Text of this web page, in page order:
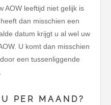
AOW leeftijd niet gelijk is
dan misschien een
datum krijgt u al wel uw
U komt dan misschien
een tussenliggende
PER MAAND?